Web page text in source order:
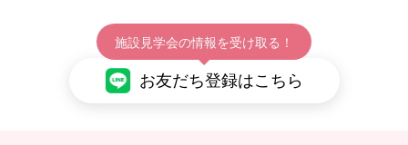
施設見学会の情報を受け取る！
お友だち登録はこちら